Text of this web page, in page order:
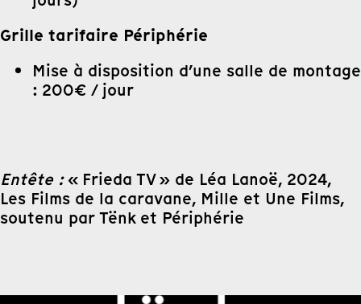
Grille tarifaire Périphérie
Mise à disposition d’une salle de montage
: 200€ / jour
Entête :« Frieda TV » de Léa Lanoë, 2024,
Les Films de la caravane, Mille et Une Films,
soutenu par Tënk et Périphérie